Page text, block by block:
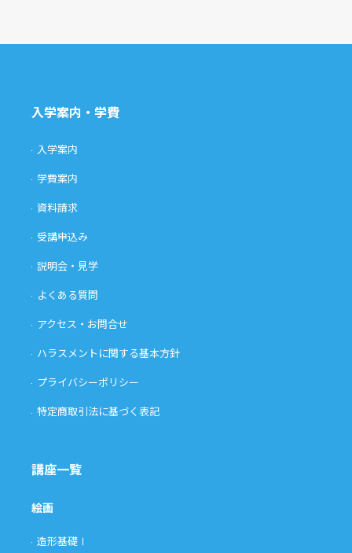
入学案内・学費
入学案内
学費案内
資料請求
受講申込み
説明会・見学
よくある質問
アクセス・お問合せ
ハラスメントに関する基本方針
プライバシーポリシー
特定商取引法に基づく表記
講座一覧
絵画
造形基礎Ⅰ